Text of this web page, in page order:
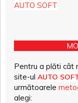
AUTO SOFT
Pentru a plăti cât
site-ul AUTO
următoarele
alegi: